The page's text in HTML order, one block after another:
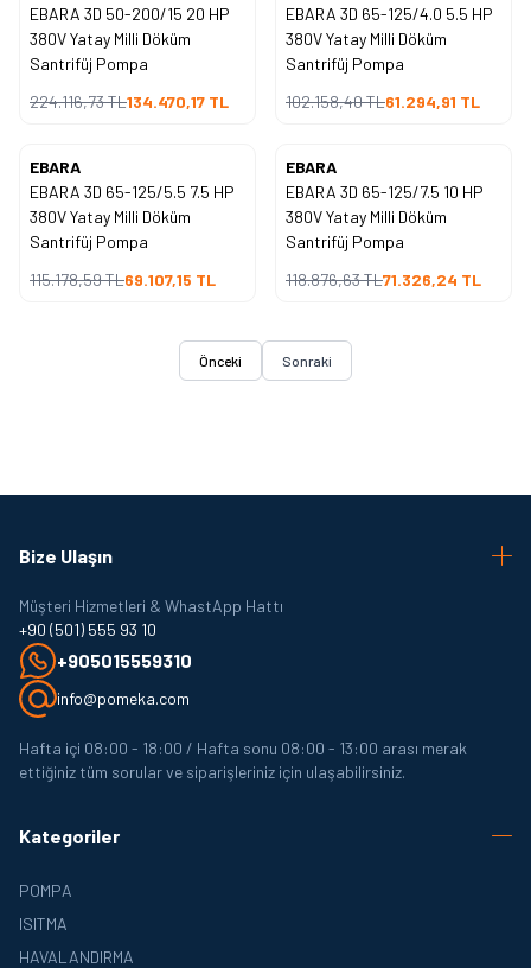
%40
EBARA 3D 50-200/15 20 HP
380V Yatay Milli Döküm
Santrifüj Pompa
224.116,73TL134.470,17 TL
%40
EBARA 3D 65-125/4.0 5.5 HP
380V Yatay Milli Döküm
Santrifüj Pompa
102.158,40TL61.294,91 TL
Yeni
%40
EBARA
EBARA 3D 65-125/5.5 7.5 HP
380V Yatay Milli Döküm
Santrifüj Pompa
115.178,59TL69.107,15 TL
Yeni
%40
EBARA
EBARA 3D 65-125/7.5 10 HP
380V Yatay Milli Döküm
Santrifüj Pompa
118.876,63TL71.326,24 TL
Önceki Sonraki
Bize Ulaşın
Müşteri Hizmetleri & WhastApp Hattı
+90 (501) 555 93 10
+905015559310
info@pomeka.com
Hafta içi 08:00 - 18:00 / Hafta sonu 08:00 - 13:00 arası merak
ettiğiniz tüm sorular ve siparişleriniz için ulaşabilirsiniz.
Kategoriler
POMPA
ISITMA
HAVALANDIRMA